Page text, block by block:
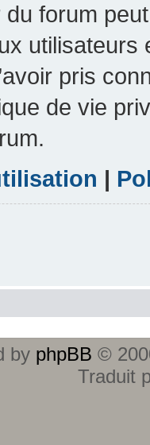
du forum
pris
de vie
|
by phpBB ©
Traduit